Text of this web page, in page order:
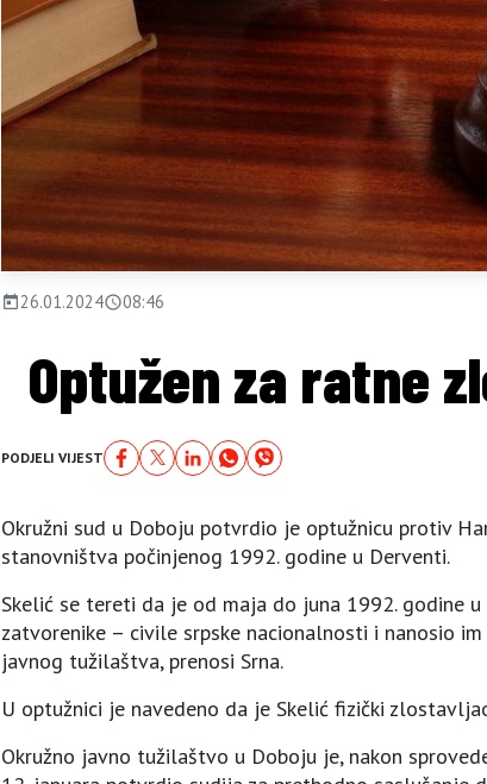
26.01.2024 08:46
Optužen za ratne
PODJELI VIJEST
Okružni sud u Doboju potvrdio je optužnicu protiv
stanovništva počinjenog 1992. godine u Derventi.
Skelić se tereti da je od maja do juna 1992. godine
zatvorenike – civile srpske nacionalnosti i nanosio
javnog tužilaštva, prenosi Srna.
U optužnici je navedeno da je Skelić fizički
Okružno javno tužilaštvo u Doboju je, nakon